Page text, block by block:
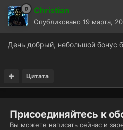
Christian
Опубликовано 19 марта,
День добрый, небольшой бонус
Цитата
Присоединяйтесь к
Вы можете написать сейчас и